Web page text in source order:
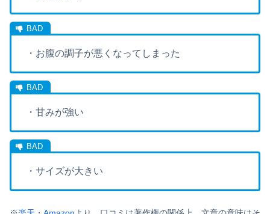
・お腹の調子が悪くなってしまった
・甘みが強い
・サイズが大きい